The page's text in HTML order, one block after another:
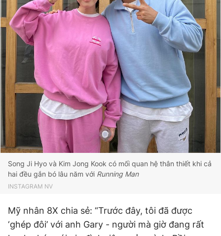
Song Ji Hyo và Kim Jong Kook có mối quan hệ thân thiết khi cả
hai đều gắn bó lâu năm với Running Man
INSTAGRAM NV
Mỹ nhân 8X chia sẻ: “Trước đây, tôi đã được
‘ghép đôi’ với anh Gary - người mà giờ đang rất